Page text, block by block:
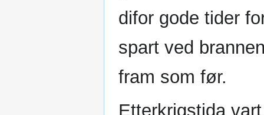
difor gode tider
spart ved
fram som før.
Etterkrigstida